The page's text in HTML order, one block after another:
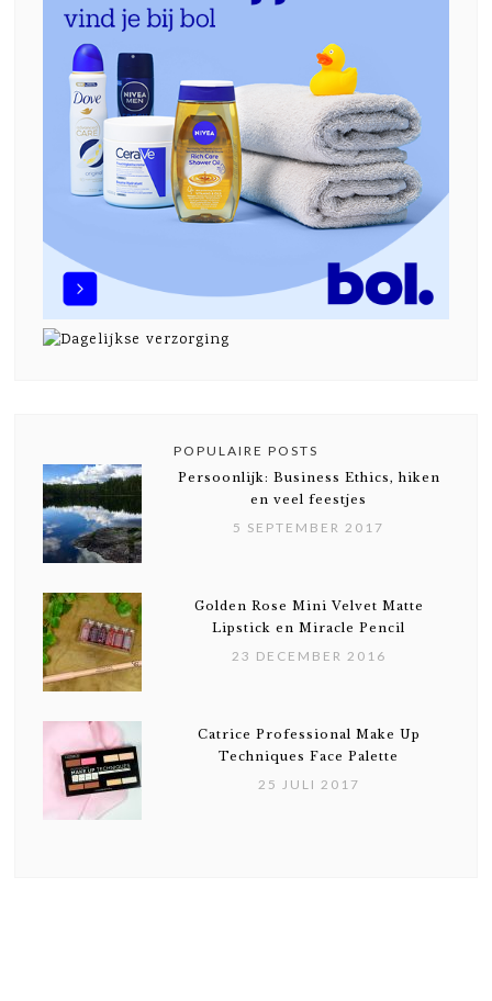
POPULAIRE POSTS
Persoonlijk: Business Ethics, hiken
en veel feestjes
5 SEPTEMBER 2017
Golden Rose Mini Velvet Matte
Lipstick en Miracle Pencil
23 DECEMBER 2016
Catrice Professional Make Up
Techniques Face Palette
25 JULI 2017